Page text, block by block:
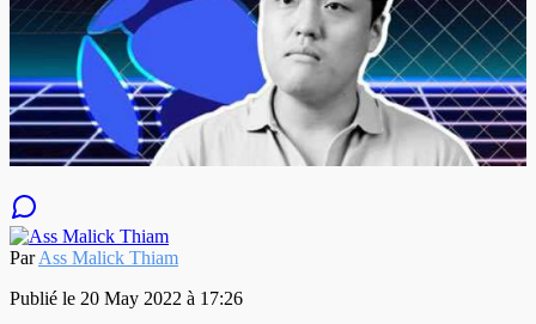
ParAss Malick Thiam
Publié le 20 May 2022 à 17:26